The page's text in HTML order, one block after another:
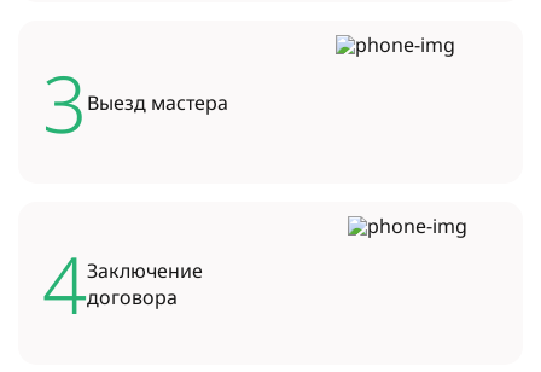
3 Выезд мастера
4Заключение
договора